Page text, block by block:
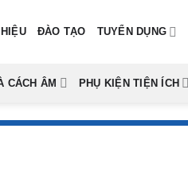
ĐÀO TẠO TUYỂN DỤNG
CÁCH ÂM PHỤ KIỆN TIỆN ÍCH